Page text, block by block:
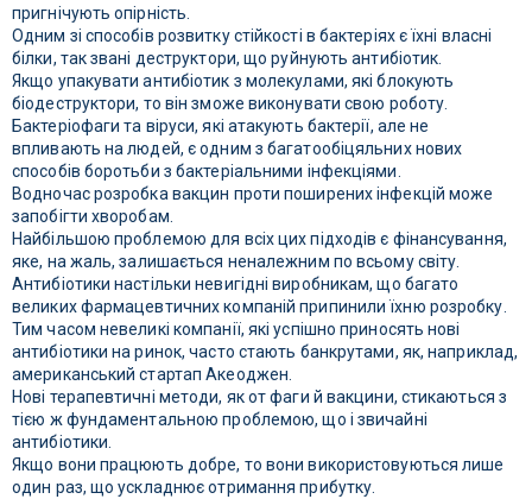
пригнічують опірність.
Одним зі способів розвитку стійкості в бактеріях є їхні власні
білки, так звані деструктори, що руйнують антибіотик.
Якщо упакувати антибіотик з молекулами, які блокують
біодеструктори, то він зможе виконувати свою роботу.
Бактеріофаги та віруси, які атакують бактерії, але не
впливають на людей, є одним з багатообіцяльних нових
способів боротьби з бактеріальними інфекціями.
Водночас розробка вакцин проти поширених інфекцій може
запобігти хворобам.
Найбільшою проблемою для всіх цих підходів є фінансування,
яке, на жаль, залишається неналежним по всьому світу.
Антибіотики настільки невигідні виробникам, що багато
великих фармацевтичних компаній припинили їхню розробку.
Тим часом невеликі компанії, які успішно приносять нові
антибіотики на ринок, часто стають банкрутами, як, наприклад,
американський стартап Акеоджен.
Нові терапевтичні методи, як от фаги й вакцини, стикаються з
тією ж фундаментальною проблемою, що і звичайні
антибіотики.
Якщо вони працюють добре, то вони використовуються лише
один раз, що ускладнює отримання прибутку.